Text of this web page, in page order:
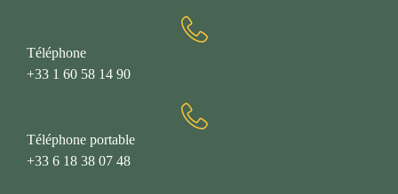
Téléphone
+33 1 60 58 14 90
Téléphone portable
+33 6 18 38 07 48